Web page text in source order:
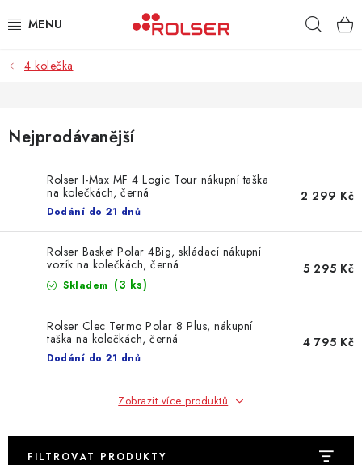
na
TAŠKY NA KOLEČKÁCH
KLASICKÉ TAŠKY
PŘÍSLUŠENSTVÍ
Kontakt Obchodní podmínky
4 kolečka
Nejprodávanější
Rolser I-Max MF 4 Logic Tour nákupní taška
na kolečkách, černá
Dodání do 21 dnů
2 299 Kč
Rolser Basket Polar 4Big, skládací nákupní
vozík na kolečkách, černá
Skladem (3 ks)
5 295 Kč
Rolser Clec Termo Polar 8 Plus, nákupní
taška na kolečkách, černá
Dodání do 21 dnů
4 795 Kč
Zobrazit více produktů
FILTROVAT PRODUKTY